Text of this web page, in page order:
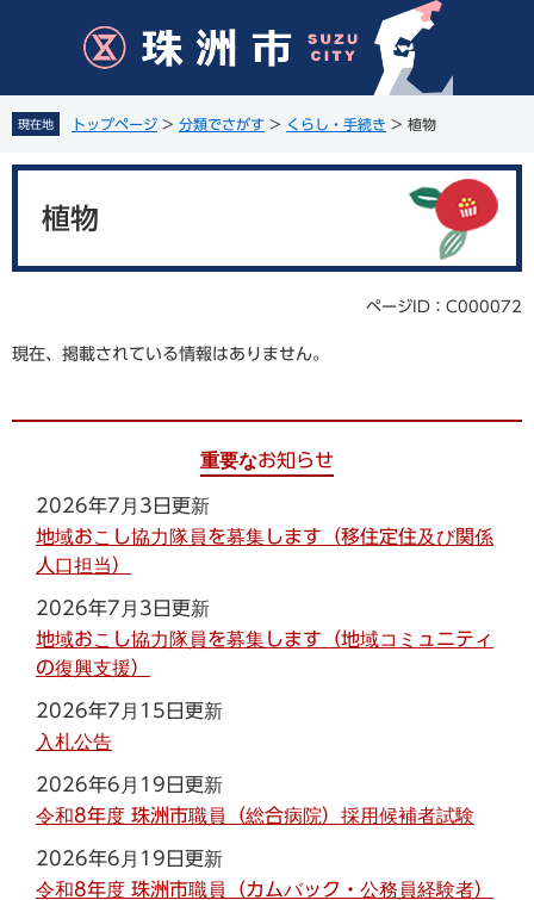
先
頭
で
を
飛
ば
現在地 トップページ > 分類でさがす > くらし・手続き > 植物
植物
ページID：C000072
現在、掲載されている情報はありません。
重要なお知らせ
2026年7月3日更新
地域おこし協力隊員を募集します（移住定住及び関係
人口担当）
2026年7月3日更新
地域おこし協力隊員を募集します（地域コミュニティ
の復興支援）
2026年7月15日更新
入札公告
2026年6月19日更新
令和8年度 珠洲市職員（総合病院）採用候補者試験
2026年6月19日更新
令和8年度 珠洲市職員（カムバック・公務員経験者）